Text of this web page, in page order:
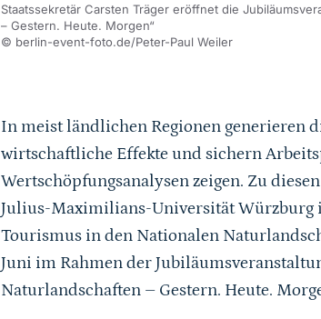
Staatssekretär Carsten Träger eröffnet die
– Gestern. Heute. Morgen“
© berlin-event-foto.de/Peter-Paul Weiler
In meist ländlichen Regionen generieren
wirtschaftliche Effekte und sichern
Wertschöpfungsanalysen zeigen. Zu
Julius-Maximilians-Universität Würzburg
Tourismus in den Nationalen
Juni im Rahmen der
Naturlandschaften – Gestern. Heute.